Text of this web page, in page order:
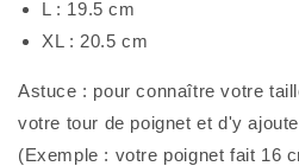
L : 19.5 cm
XL : 20.5 cm
Astuce : pour connaître votre
votre tour de poignet et d'y
(Exemple : votre poignet fait 16